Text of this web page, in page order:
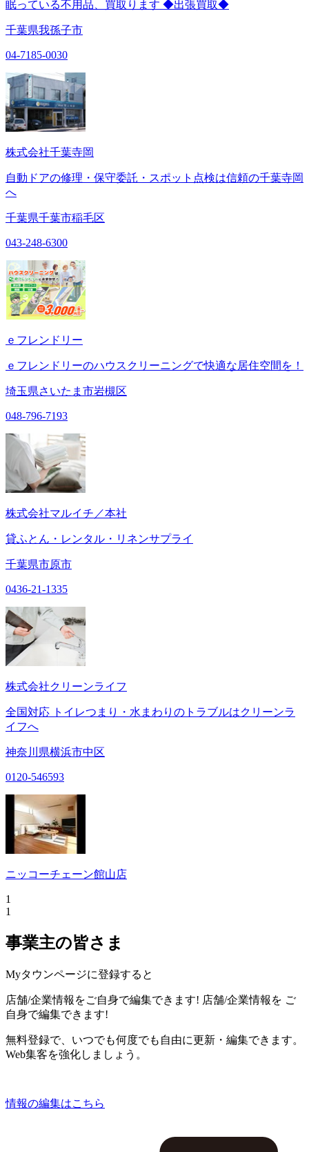
眠っている不用品、買取ります ◆出張買取◆
千葉県我孫子市
04-7185-0030
株式会社千葉寺岡
自動ドアの修理・保守委託・スポット点検は信頼の千葉寺岡
へ
千葉県千葉市稲毛区
043-248-6300
ｅフレンドリー
ｅフレンドリーのハウスクリーニングで快適な居住空間を！
埼玉県さいたま市岩槻区
048-796-7193
株式会社マルイチ／本社
貸ふとん・レンタル・リネンサプライ
千葉県市原市
0436-21-1335
株式会社クリーンライフ
全国対応 トイレつまり・水まわりのトラブルはクリーンラ
イフへ
神奈川県横浜市中区
0120-546593
ニッコーチェーン館山店
1
1
事業主の皆さま
Myタウンページに登録すると
店舗/企業情報をご自身で編集できます! 店舗/企業情報を ご
自身で編集できます!
無料登録で、いつでも何度でも自由に更新・編集できます。
Web集客を強化しましょう。
情報の編集はこちら